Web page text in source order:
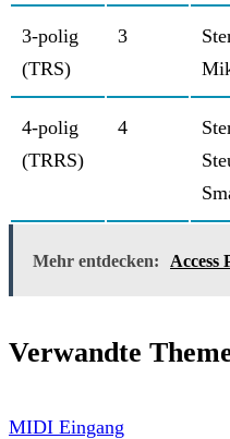
3-polig
(TRS)
3
4-polig
(TRRS)
4
Mehr entdecken: Access
Verwandte
MIDI Eingang